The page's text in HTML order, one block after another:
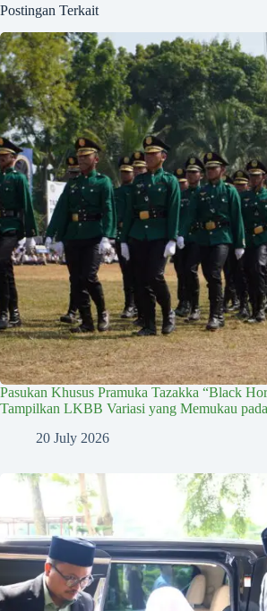
Postingan Terkait
Pasukan Khusus Pramuka Tazakka “Black
Tampilkan LKBB Variasi yang Memukau
20 July 2026